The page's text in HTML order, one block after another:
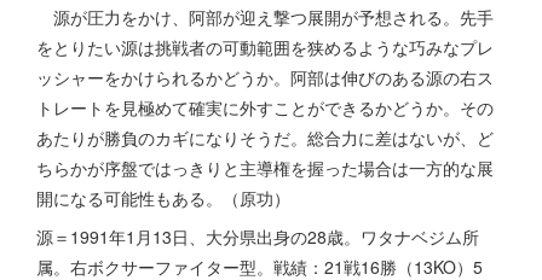
源が圧力をかけ、阿部が迎え撃つ展開が予想される。先手
をとりたい源は挑戦者の可動範囲を狭めるような巧みなプレ
ッシャーをかけられるかどうか。阿部は伸びのある源の右ス
トレートを見極めて確実に外すことができるかどうか。その
あたりが勝負のカギになりそうだ。総合力に差はないが、ど
ちらかが序盤ではっきりと主導権を握った場合は一方的な展
開になる可能性もある。（原功）
源＝1991年1月13日、大分県出身の28歳。ワタナベジム所
属。右ボクサーファイター型。戦績：21戦16勝（13KO）5